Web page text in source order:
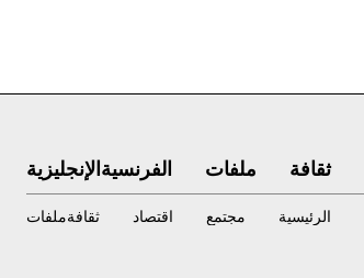
ثقافة ملفات الفرنسيةالإنجليزية
الرئيسية مجتمع اقتصاد ثقافةملفات